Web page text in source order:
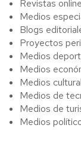
Revistas
Medios
Blogs
Proyectos
Medios
Medios
Medios
Medios de
Medios de
Medios